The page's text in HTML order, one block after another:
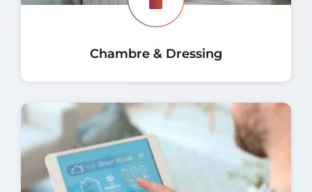
Chambre & Dressing